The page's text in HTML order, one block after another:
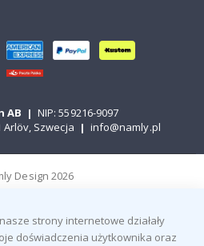
AB | NIP: 559216-9097
Arlöv, Szwecja | info@namly.pl
Design 2026
strony internetowe działały
doświadczenia użytkownika oraz